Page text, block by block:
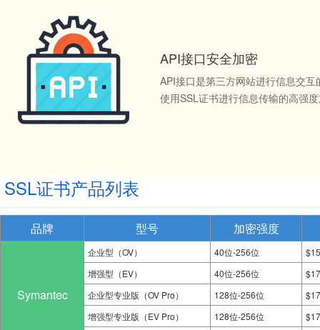
API接口安全加密
API接口是第三方网站进行信息交
使用SSL证书进行信息传输的高强
SSL证书产品列表
品牌 型号 加密强度
Symantec
企业型（OV） 40位-256位
增强型（EV）
40位-256位
企业型专业版（OV Pro）
128位-256位
增强型专业版（EV Pro）
128位-256位